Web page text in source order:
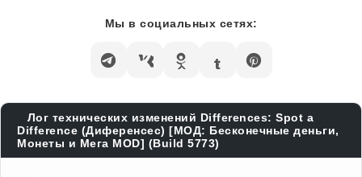
Мы в социальных сетях:
Лог технических изменений Differences: Spot a
Difference (Диференсес) [МОД: Бесконечные деньги,
Монеты и Мега MOD] (Build 5773)